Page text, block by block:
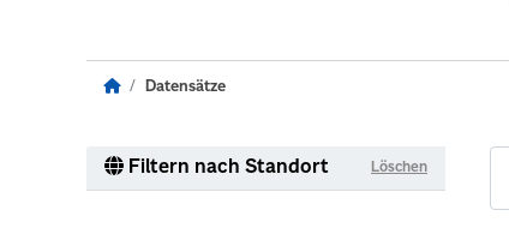
Datensätze
Filtern nach Standort Löschen